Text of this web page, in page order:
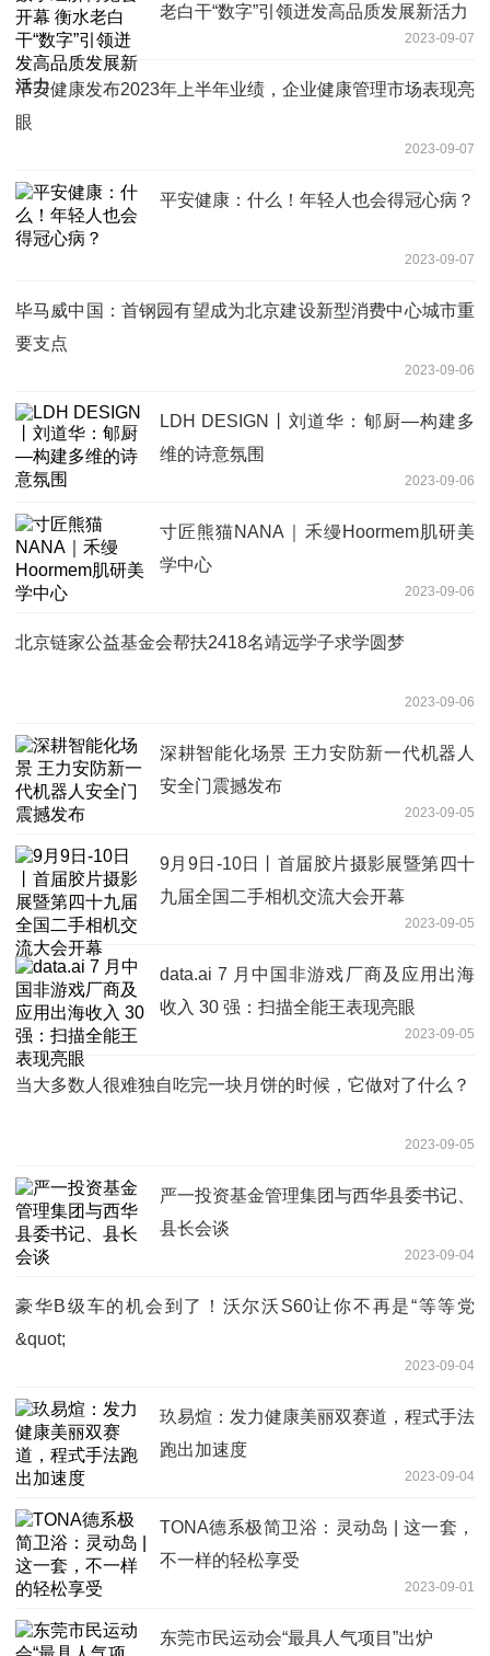
老白干“数字”引领迸发高品质发展新活力
2023-09-07
平安健康发布2023年上半年业绩，企业健康管理市场表现亮
眼
2023-09-07
平安健康：什么！年轻人也会得冠心病？
2023-09-07
毕马威中国：首钢园有望成为北京建设新型消费中心城市重
要支点
2023-09-06
LDH DESIGN丨刘道华：郇厨—构建多
维的诗意氛围
2023-09-06
寸匠熊猫NANA｜禾缦Hoormem肌研美
学中心
2023-09-06
北京链家公益基金会帮扶2418名靖远学子求学圆梦
2023-09-06
深耕智能化场景 王力安防新一代机器人
安全门震撼发布
2023-09-05
9月9日-10日丨首届胶片摄影展暨第四十
九届全国二手相机交流大会开幕
2023-09-05
data.ai 7 月中国非游戏厂商及应用出海
收入 30 强：扫描全能王表现亮眼
2023-09-05
当大多数人很难独自吃完一块月饼的时候，它做对了什么？
2023-09-05
严一投资基金管理集团与西华县委书记、
县长会谈
2023-09-04
豪华B级车的机会到了！沃尔沃S60让你不再是“等等党
&quot;
2023-09-04
玖易煊：发力健康美丽双赛道，程式手法
跑出加速度
2023-09-04
TONA德系极简卫浴：灵动岛 | 这一套，
不一样的轻松享受
2023-09-01
东莞市民运动会“最具人气项目”出炉